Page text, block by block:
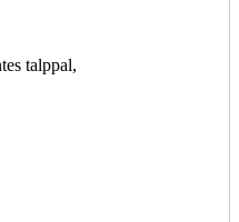
talppal,